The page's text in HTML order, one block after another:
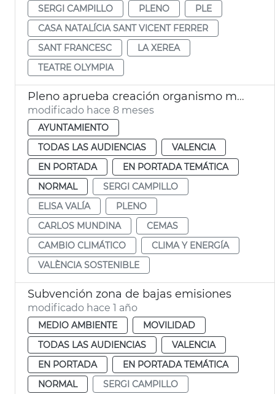
SERGI CAMPILLO
PLENO
PLE
CASA NATALÍCIA SANT VICENT FERRER
SANT FRANCESC
LA XEREA
TEATRE OLYMPIA
Pleno aprueba creación organismo municipal València Sostenible
modificado hace 8 meses
AYUNTAMIENTO
TODAS LAS AUDIENCIAS
VALENCIA
EN PORTADA
EN PORTADA TEMÁTICA
NORMAL
SERGI CAMPILLO
ELISA VALÍA
PLENO
CARLOS MUNDINA
CEMAS
CAMBIO CLIMÁTICO
CLIMA Y ENERGÍA
VALÈNCIA SOSTENIBLE
Subvención zona de bajas emisiones
modificado hace 1 año
MEDIO AMBIENTE
MOVILIDAD
TODAS LAS AUDIENCIAS
VALENCIA
EN PORTADA
EN PORTADA TEMÁTICA
NORMAL
SERGI CAMPILLO